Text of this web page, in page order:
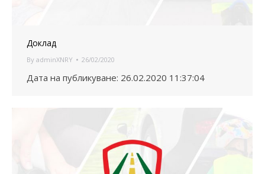
Доклад
By adminXNRY 26/02/2020
Дата на публикуване: 26.02.2020 11:37:04